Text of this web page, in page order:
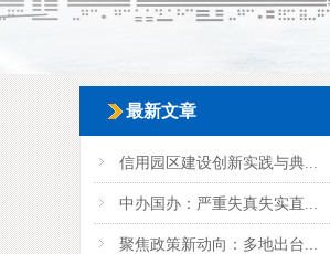
最新文章
信用园区建设创新实践与典...
中办国办：严重失真失实直...
聚焦政策新动向：多地出台...